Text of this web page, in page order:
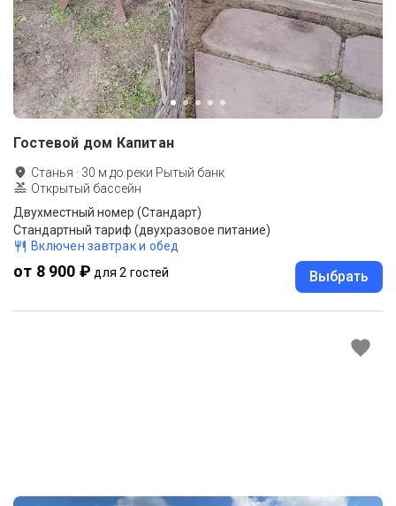
Гостевой дом Капитан
Станья · 30 м до реки Рытый банк
Открытый бассейн
Двухместный номер (Стандарт)
Стандартный тариф (двухразовое питание)
Включен завтрак и обед
от 8 900 ₽ для 2 гостей Выбрать